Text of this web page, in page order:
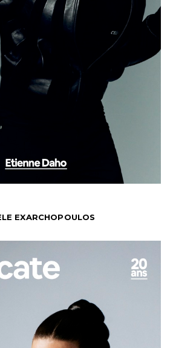
EXARCHOPOULOS